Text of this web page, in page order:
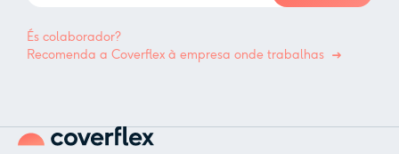
És colaborador?
Recomenda a Coverflex à empresa onde trabalhas